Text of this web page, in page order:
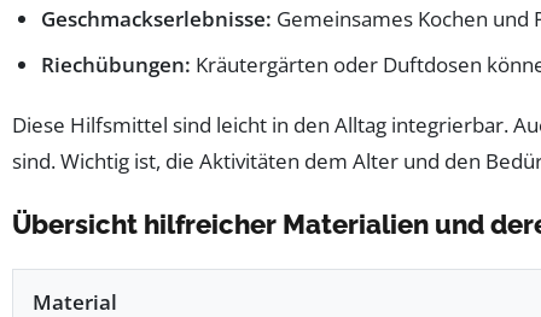
Geschmackserlebnisse: Gemeinsames Kochen
Riechübungen: Kräutergärten oder Duftdosen
Diese Hilfsmittel sind leicht in den Alltag integrierbar.
sind. Wichtig ist, die Aktivitäten dem Alter und den
Übersicht hilfreicher Materialien und
Material